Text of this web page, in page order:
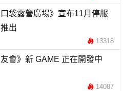
口袋露營廣場》宣布11月停服
出
13318
會》新 GAME 正在開發中
14087